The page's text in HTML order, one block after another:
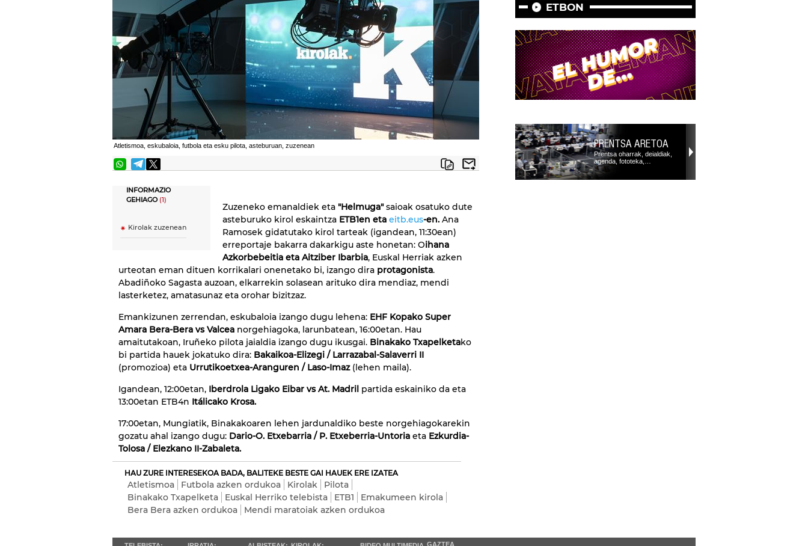
Atletismoa, eskubaloia, futbola eta esku pilota, asteburuan, zuzenean
INFORMAZIO
GEHIAGO(1)
Kirolak zuzenean
Zuzeneko emanaldiek eta "Helmuga"saioak osatuko dute
asteburuko kirol eskaintza ETB1en eta eitb.eus-en. Ana
Ramosek gidatutako kirol tarteak (igandean, 11:30ean)
erreportaje bakarra dakarkigu aste honetan: Oihana
Azkorbebeitia eta Aitziber Ibarbia, Euskal Herriak azken
urteotan eman dituen korrikalari onenetako bi, izango dira protagonista.
Abadiñoko Sagasta auzoan, elkarrekin solasean arituko dira mendiaz, mendi
lasterketez, amatasunaz eta orohar bizitzaz.
Emankizunen zerrendan, eskubaloia izango dugu lehena: EHF Kopako Super
Amara Bera-Bera vs Valcea norgehiagoka, larunbatean, 16:00etan. Hau
amaitutakoan, Iruñeko pilota jaialdia izango dugu ikusgai. Binakako Txapelketako
bi partida hauek jokatuko dira: Bakaikoa-Elizegi / Larrazabal-Salaverri II
(promozioa) eta Urrutikoetxea-Aranguren / Laso-Imaz(lehen maila).
Igandean, 12:00etan, Iberdrola Ligako Eibar vs At. Madril partida eskainiko da eta
13:00etan ETB4n Itálicako Krosa.
17:00etan, Mungiatik, Binakakoaren lehen jardunaldiko beste norgehiagokarekin
gozatu ahal izango dugu: Dario-O. Etxebarria / P. Etxeberria-Untoria eta Ezkurdia-
Tolosa / Elezkano II-Zabaleta.
HAU ZURE INTERESEKOA BADA, BALITEKE BESTE GAI HAUEK ERE IZATEA
Atletismoa Futbola azken ordukoa Kirolak
Pilota
Binakako Txapelketa
Euskal Herriko telebista ETB1
Emakumeen kirola
Bera Bera azken ordukoa
Mendi maratoiak azken ordukoa
ETBON
PRENTSA ARETOA
Prentsa oharrak, deialdiak,
agenda, fototeka,…
GAZTEA